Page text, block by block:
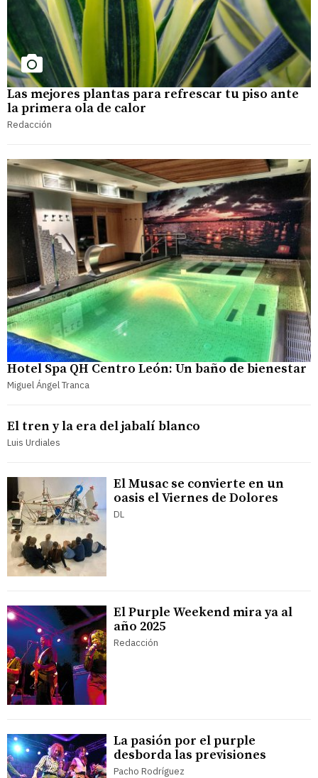
Las mejores plantas para refrescar tu piso ante
la primera ola de calor
Redacción
Hotel Spa QH Centro León: Un baño de bienestar
Miguel Ángel Tranca
El tren y la era del jabalí blanco
Luis Urdiales
El Musac se convierte en un
oasis el Viernes de Dolores
DL
El Purple Weekend mira ya al
año 2025
Redacción
La pasión por el purple
desborda las previsiones
Pacho Rodríguez